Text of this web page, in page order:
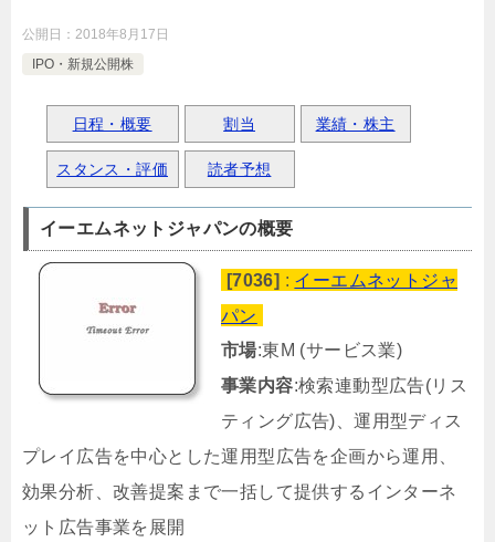
公開日： 2018年8月17日
IPO・新規公開株
日程・概要 割当 業績・株主
スタンス・評価 読者予想
イーエムネットジャパンの概要
[7036] : イーエムネットジャ
パン
市場:東M (サービス業)
事業内容:検索連動型広告(リス
ティング広告)、運用型ディス
プレイ広告を中心とした運用型広告を企画から運用、
効果分析、改善提案まで一括して提供するインターネ
ット広告事業を展開